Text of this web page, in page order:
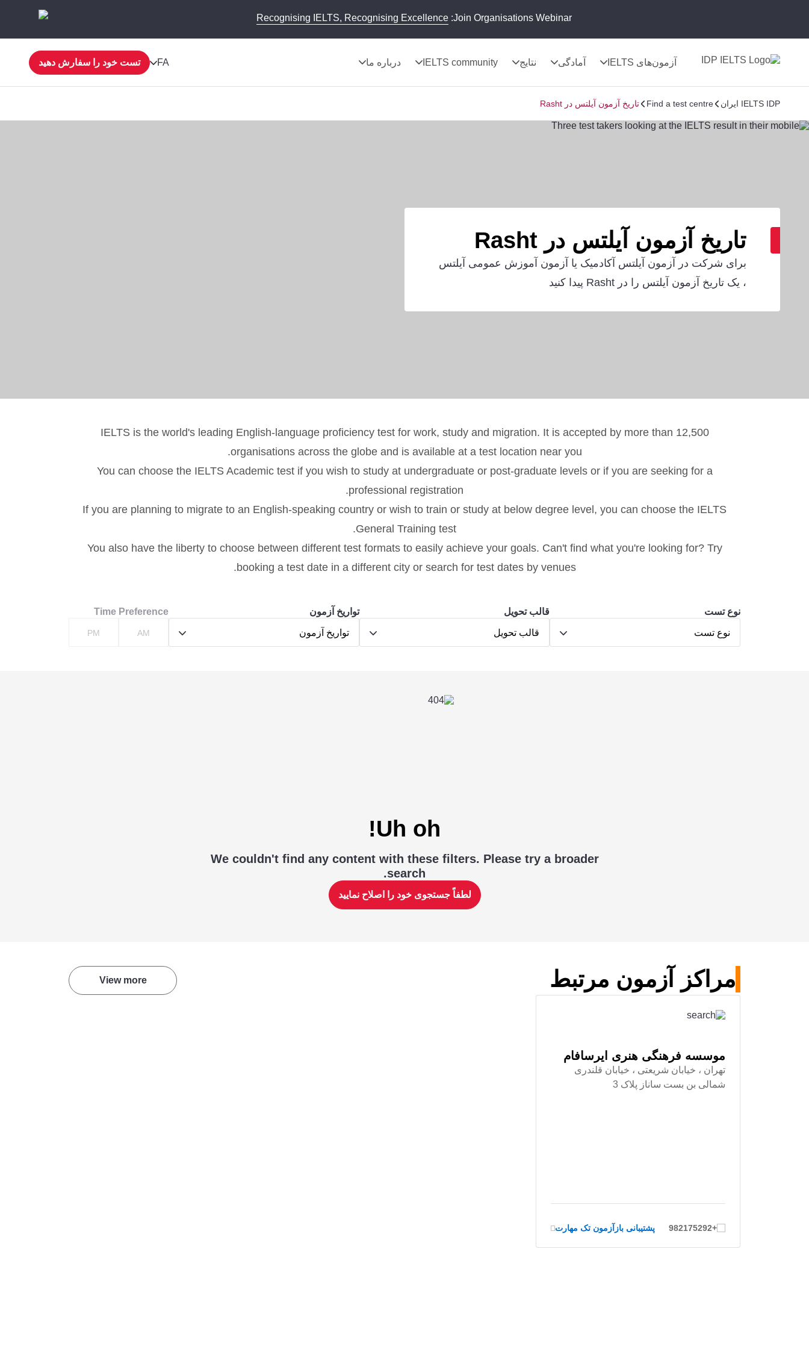
Join Organisations Webinar:
Recognising IELTS, Recognising Excellence
آزمون‌های IELTS آمادگی نتایج IELTS community درباره ما FA تست خود را سفارش دهید
IELTS IDP ایران Find a test centre تاریخ آزمون آیلتس در Rasht
تاریخ آزمون آیلتس در Rasht
برای شرکت در آزمون آیلتس آکادمیک یا آزمون آموزش عمومی آیلتس
، یک تاریخ آزمون آیلتس را در Rasht پیدا کنید
IELTS is the world's leading English-language proficiency test for work, study and migration. It is accepted by more than 12,500
organisations across the globe and is available at a test location near you.
You can choose the IELTS Academic test if you wish to study at undergraduate or post-graduate levels or if you are seeking for a
professional registration.
If you are planning to migrate to an English-speaking country or wish to train or study at below degree level, you can choose the IELTS
General Training test.
You also have the liberty to choose between different test formats to easily achieve your goals. Can't find what you're looking for? Try
booking a test date in a different city or search for test dates by venues.
نوع تست
نوع تست
قالب تحویل
قالب تحویل
تواریخ آزمون
تواریخ آزمون
Time Preference
AM
PM
Uh oh!
We couldn't find any content with these filters. Please try a broader
search.
لطفاً جستجوی خود را اصلاح نمایید
مراکز آزمون مرتبط View more
موسسه فرهنگی هنری ایرسافام
تهران ، خیابان شریعتی ، خیابان قلندری
شمالی بن بست ساناز پلاک 3
+982175292 پشتیبانی بازآزمون تک مهارت